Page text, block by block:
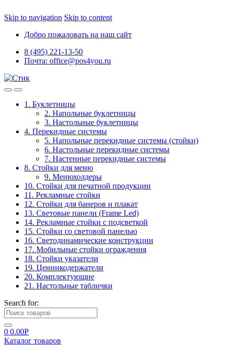
Skip to navigation Skip to content
Добро пожаловать на наш сайт
8 (495) 221-13-50
Почта: office@pos4you.ru
1. Буклетницы
2. Напольные буклетницы
3. Настольные буклетницы
4. Перекидные системы
5. Напольные перекидные системы (стойки)
6. Настольные перекидные системы
7. Настенные перекидные системы
8. Стойки для меню
9. Менюхолдеры
10. Стойки для печатной продукции
11. Рекламные стойки
12. Стойки для банеров и плакат
13. Световые панели (Frame Led)
14. Рекламные стойки с подсветкой
15. Стойки со световой панелью
16. Светодинамические конструкции
17. Мобильные стойки ограждения
18. Стойки указатели
19. Ценникодержатели
20. Комплектующие
21. Настольные таблички
Search for:
0 0.00Р
Каталог товаров